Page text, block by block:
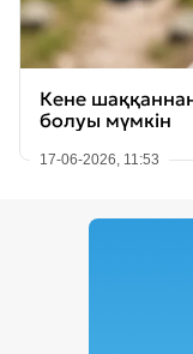
Кене
болуы мүмкін
17-06-2026, 11:53